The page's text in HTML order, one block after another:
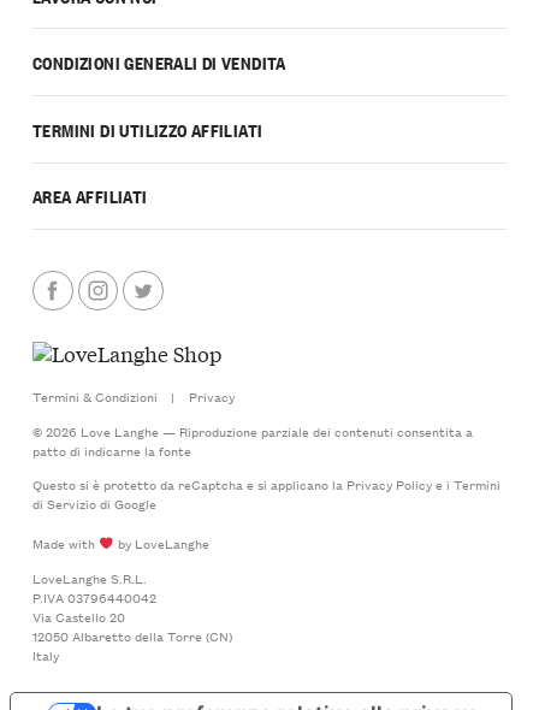
CONDIZIONI GENERALI DI VENDITA
TERMINI DI UTILIZZO AFFILIATI
AREA AFFILIATI
Termini & Condizioni |
Privacy
© 2026 Love Langhe — Riproduzione parziale dei contenuti consentita a
patto di indicarne la fonte
Questo si è protetto da reCaptcha e si applicano la Privacy Policye i Termini
di Serviziodi Google
Made with
by LoveLanghe
LoveLanghe S.R.L.
P.IVA 03796440042
Via Castello 20
12050 Albaretto della Torre (CN)
Italy